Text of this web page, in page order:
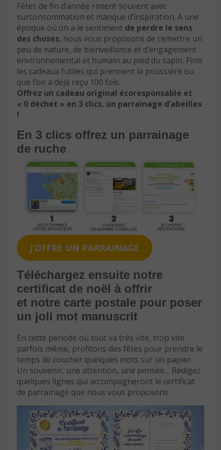
Fêtes de fin d’année riment souvent avec
surconsommation et manque d’inspiration. A une
époque où on a le sentiment de perdre le sens
des choses, nous vous proposons de remettre un
peu de nature, de bienveillance et d’engagement
environnemental et humain au pied du sapin. Finis
les cadeaux futiles qui prennent la poussière ou
que l’on a déjà reçu 100 fois.
Offrez un cadeau original écoresponsable et
« 0 déchet » en 3 clics, un parrainage d’abeilles
!
En 3 clics offrez un parrainage
de ruche
J’OFFRE UN PARRAINAGE
Téléchargez ensuite notre
certificat de noël à offrir
et notre carte postale pour poser
un joli mot manuscrit
En cette période où tout va très vite, trop vite
parfois même, profitons des fêtes pour prendre le
temps de coucher quelques mots sur un papier.
Un souvenir, une attention, une pensée… Rédigez
quelques lignes qui accompagneront le certificat
de parrainage que nous vous proposons.